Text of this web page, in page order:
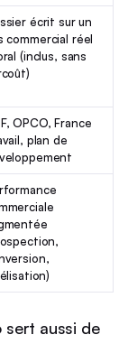
écrit sur un
commercial réel
(inclus, sans
OPCO, France
plan de
sert aussi de